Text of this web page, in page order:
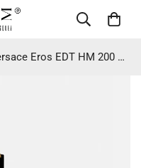
Versace Eros EDT HM 200 ML